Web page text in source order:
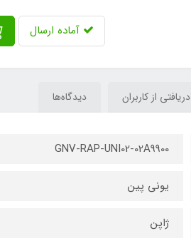
آماده ارسال
دریافتی از کاربران دیدگاه‌ها
GNV-RAP-UNI02-02A9900
یونی پین
ژاپن